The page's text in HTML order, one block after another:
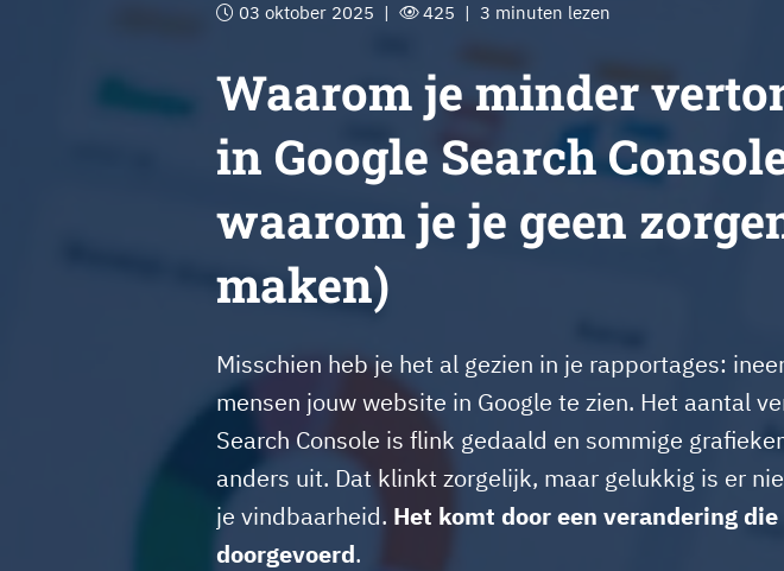
03 oktober 2025 | 425 | 3 minuten lezen
Waarom je minder
in Google Search
waarom je je geen
maken)
Misschien heb je het al gezien in je rapportages:
mensen jouw website in Google te zien. Het aantal
Search Console is flink gedaald en sommige
anders uit. Dat klinkt zorgelijk, maar gelukkig is er
je vindbaarheid. Het komt door een verandering
doorgevoerd.